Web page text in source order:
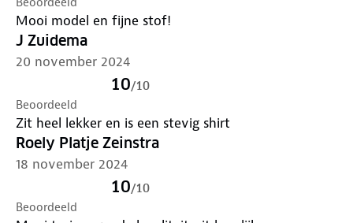
Mooi model en fijne stof!
J Zuidema
20 november 2024
10/10
Beoordeeld
Zit heel lekker en is een stevig shirt
Roely Platje Zeinstra
18 november 2024
10/10
Beoordeeld